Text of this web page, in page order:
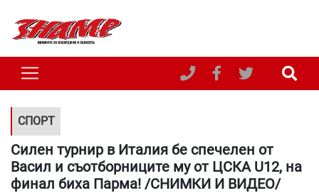
СПОРТ
Силен турнир в Италия бе спечелен от
Васил и съотборниците му от ЦСКА U12, на
финал биха Парма! /СНИМКИ И ВИДЕО/